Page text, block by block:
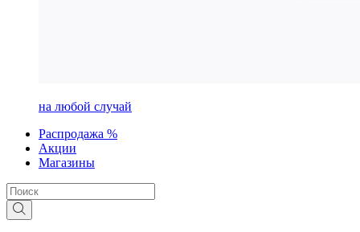
на любой случай
Распродажа %
Акции
Магазины